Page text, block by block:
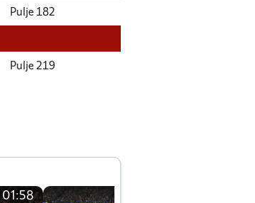
Pulje 182
Pulje 219
01:58